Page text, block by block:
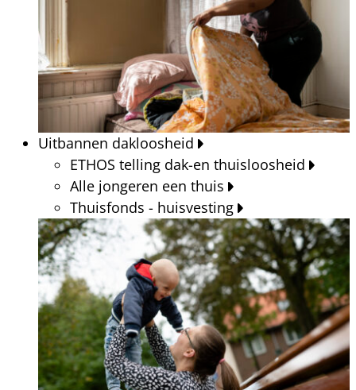
Uitbannen dakloosheid
ETHOS telling dak-en thuisloosheid
Alle jongeren een thuis
Thuisfonds - huisvesting